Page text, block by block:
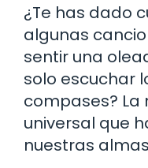
¿Te has dado
algunas
sentir una
solo escuchar
compases? La
universal que
nuestras